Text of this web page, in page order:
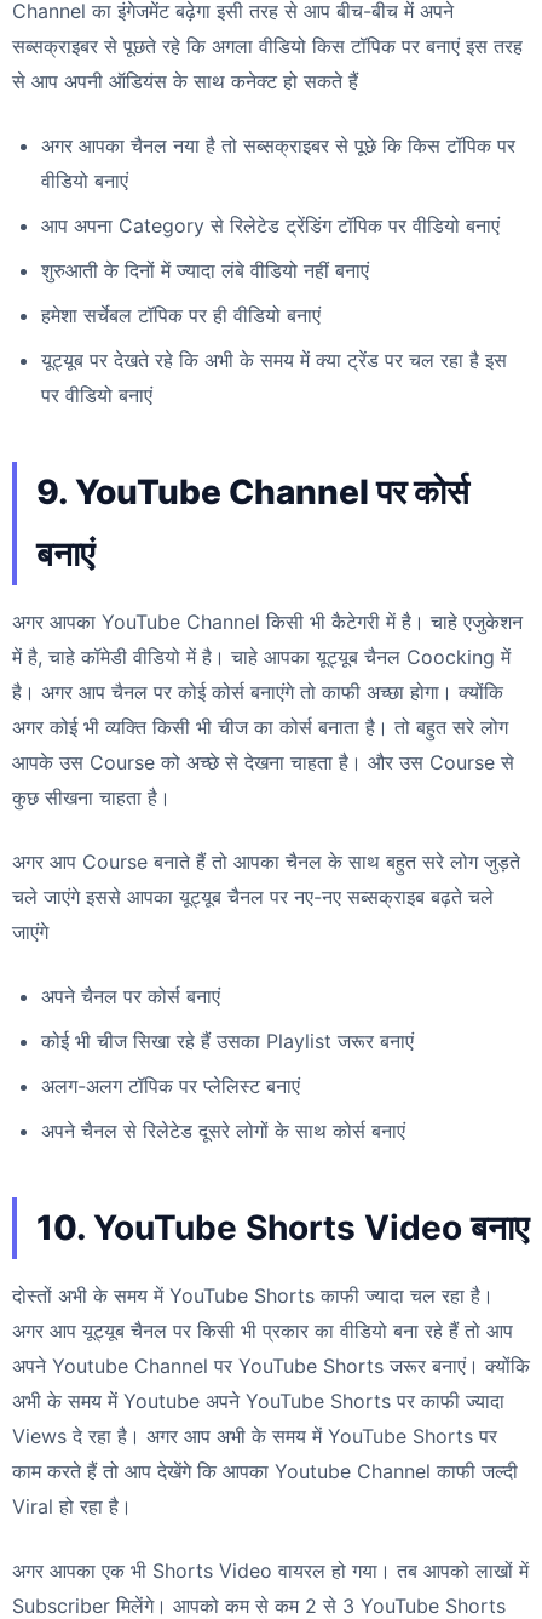
Channel का इंगेजमेंट बढ़ेगा इसी तरह से आप बीच-बीच में अपने
सब्सक्राइबर से पूछते रहे कि अगला वीडियो किस टॉपिक पर बनाएं इस तरह
से आप अपनी ऑडियंस के साथ कनेक्ट हो सकते हैं
अगर आपका चैनल नया है तो सब्सक्राइबर से पूछे कि किस टॉपिक पर
वीडियो बनाएं
आप अपना Category से रिलेटेड ट्रेंडिंग टॉपिक पर वीडियो बनाएं
शुरुआती के दिनों में ज्यादा लंबे वीडियो नहीं बनाएं
हमेशा सर्चेबल टॉपिक पर ही वीडियो बनाएं
यूट्यूब पर देखते रहे कि अभी के समय में क्या ट्रेंड पर चल रहा है इस
पर वीडियो बनाएं
9. YouTube Channel पर कोर्स
बनाएं
अगर आपका YouTube Channel किसी भी कैटेगरी में है। चाहे एजुकेशन
में है, चाहे कॉमेडी वीडियो में है। चाहे आपका यूट्यूब चैनल Coocking में
है। अगर आप चैनल पर कोई कोर्स बनाएंगे तो काफी अच्छा होगा। क्योंकि
अगर कोई भी व्यक्ति किसी भी चीज का कोर्स बनाता है। तो बहुत सरे लोग
आपके उस Course को अच्छे से देखना चाहता है। और उस Course से
कुछ सीखना चाहता है।
अगर आप Course बनाते हैं तो आपका चैनल के साथ बहुत सरे लोग जुड़ते
चले जाएंगे इससे आपका यूट्यूब चैनल पर नए-नए सब्सक्राइब बढ़ते चले
जाएंगे
अपने चैनल पर कोर्स बनाएं
कोई भी चीज सिखा रहे हैं उसका Playlist जरूर बनाएं
अलग-अलग टॉपिक पर प्लेलिस्ट बनाएं
अपने चैनल से रिलेटेड दूसरे लोगों के साथ कोर्स बनाएं
10. YouTube Shorts Video बनाए
दोस्तों अभी के समय में YouTube Shorts काफी ज्यादा चल रहा है।
अगर आप यूट्यूब चैनल पर किसी भी प्रकार का वीडियो बना रहे हैं तो आप
अपने Youtube Channel पर YouTube Shorts जरूर बनाएं। क्योंकि
अभी के समय में Youtube अपने YouTube Shorts पर काफी ज्यादा
Views दे रहा है। अगर आप अभी के समय में YouTube Shorts पर
काम करते हैं तो आप देखेंगे कि आपका Youtube Channel काफी जल्दी
Viral हो रहा है।
अगर आपका एक भी Shorts Video वायरल हो गया। तब आपको लाखों में
Subscriber मिलेंगे। आपको कम से कम 2 से 3 YouTube Shorts